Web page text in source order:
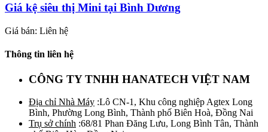
Giá kệ siêu thị Mini tại Bình Dương
Giá bán: Liên hệ
Thông tin liên hệ
CÔNG TY TNHH HANATECH VIỆT NAM
Địa chỉ Nhà Máy :Lô CN-1, Khu công nghiệp Agtex Long
Bình, Phường Long Bình, Thành phố Biên Hoà, Đồng Nai
Trụ sở chính :68/81 Phan Đăng Lưu, Long Bình Tân, Thành